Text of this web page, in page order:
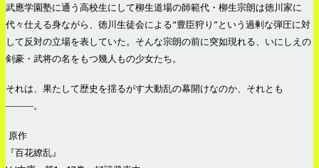
武應学園塾に通う高校生にして柳生道場の師範代・柳生宗朗は徳川家に
代々仕える身ながら、徳川生徒会による“豊臣狩り”という過剰な弾圧に対
して反対の立場を表していた。そんな宗朗の前に突如現れる、いにしえの
剣豪・武将の名をもつ幾人もの少女たち。
それは、果たして歴史を揺るがす大動乱の幕開けなのか、それとも
―――。
原作
『百花繚乱』